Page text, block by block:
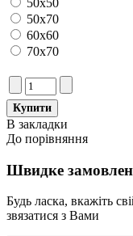
50х70
60х60
70х70
В закладки
До порівняння
Швидке
Будь ласка, вкажіть
звязатися з Вами